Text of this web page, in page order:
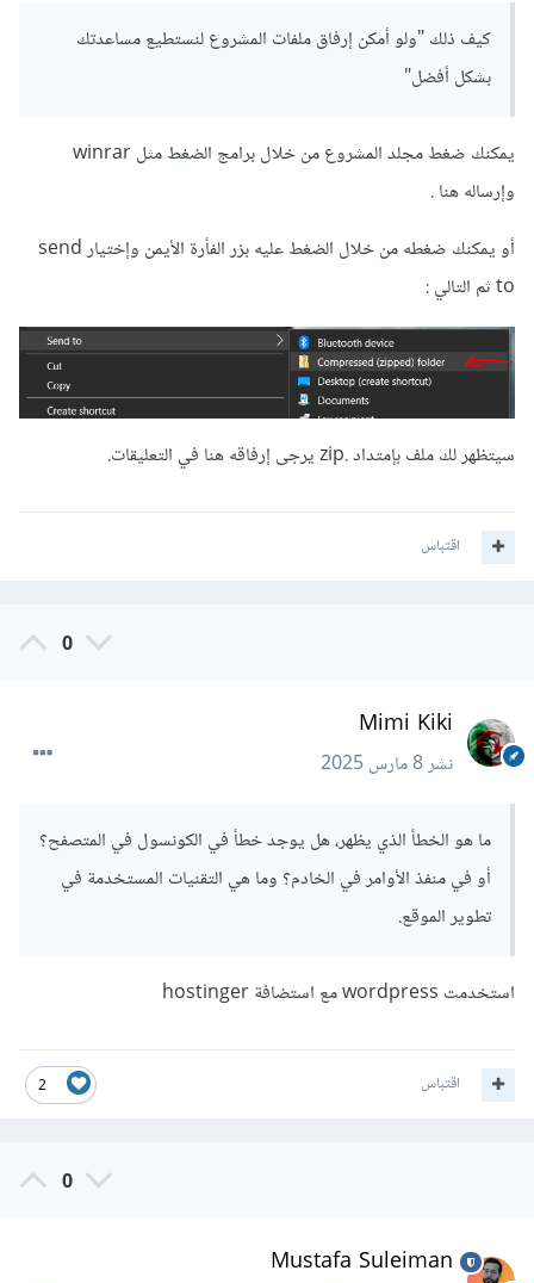
كيف ذلك "ولو أمكن إرفاق ملفات المشروع لنستطيع مساعدتك
بشكل أفضل"
يمكنك ضغط مجلد المشروع من خلال برامج الضغط مثل winrar
وإرساله هنا .
أو يمكنك ضغطه من خلال الضغط عليه بزر الفأرة الأيمن وإختيار send
to ثم التالي
سيتظهر لك ملف بإمتداد .zip يرجى إرفاقه هنا في التعليقات.
اقتباس
0
Mimi Kiki
نشر8 مارس 2025
ما هو الخطأ الذي يظهر، هل يوجد خطأ في الكونسول في المتصفح؟
أو في منفذ الأوامر في الخادم؟ وما هي التقنيات المستخدمة في
تطوير الموقع.
استخدمت wordpress مع استضافة hostinger
2 اقتباس
0
Mustafa Suleiman